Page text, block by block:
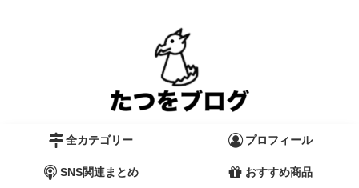
全カテゴリー プロフィール
SNS関連まとめ おすすめ商品